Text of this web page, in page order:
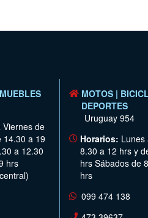
Viernes de
14.30 a 19
a 12.30
hrs
MOTOS |
DEPORTES
Uruguay 954
Horarios: Lunes
8.30 a 12 hrs y
hrs Sábados de
hrs
099 474 138